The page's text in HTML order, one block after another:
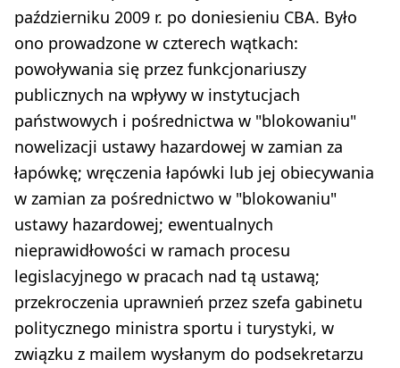
październiku 2009 r. po doniesieniu CBA. Było
ono prowadzone w czterech wątkach:
powoływania się przez funkcjonariuszy
publicznych na wpływy w instytucjach
państwowych i pośrednictwa w "blokowaniu"
nowelizacji ustawy hazardowej w zamian za
łapówkę; wręczenia łapówki lub jej obiecywania
w zamian za pośrednictwo w "blokowaniu"
ustawy hazardowej; ewentualnych
nieprawidłowości w ramach procesu
legislacyjnego w pracach nad tą ustawą;
przekroczenia uprawnień przez szefa gabinetu
politycznego ministra sportu i turystyki, w
związku z mailem wysłanym do podsekretarzu